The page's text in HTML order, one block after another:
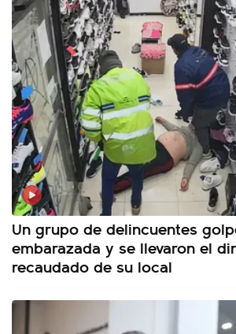
Un grupo de delincuentes
embarazada y se llevaron el
recaudado de su local